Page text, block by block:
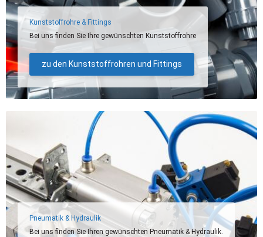
Kunststoffrohre & Fittings
Bei uns finden Sie Ihre gewünschten Kunststoffrohre
zu den Kunststoffrohren und Fittings
Pneumatik & Hydraulik
Bei uns finden Sie Ihren gewünschten Pneumatik & Hydraulik.